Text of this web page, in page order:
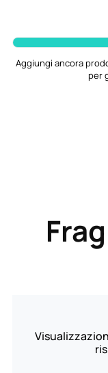
Aggiungi ancora
per